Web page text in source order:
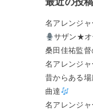
名アレンジ
サザン★オ
桑田佳祐監
名アレンジ
昔からある場
曲達
名アレンジ